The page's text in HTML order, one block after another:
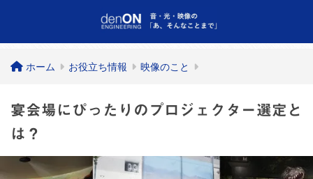
ホーム お役立ち情報 映像のこと
宴会場にぴったりのプロジェクター選定と
は？